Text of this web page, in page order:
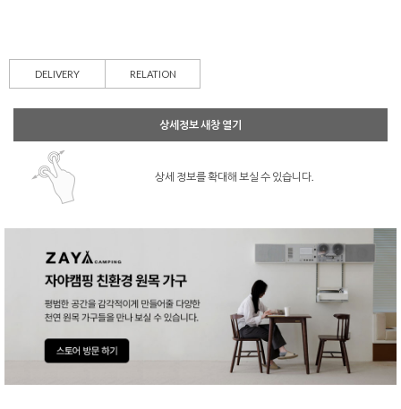
DELIVERY RELATION
상세정보 새창 열기
상세 정보를 확대해 보실 수 있습니다.